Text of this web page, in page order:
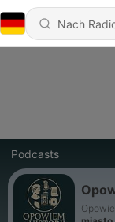
Podcasts